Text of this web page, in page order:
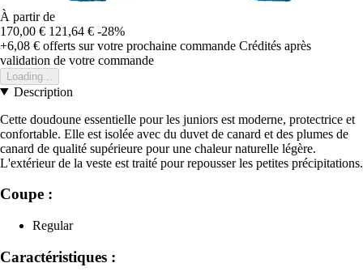
À partir de
170,00 € 121,64 € -28%
+6,08 € offerts sur votre prochaine commande Crédités après
validation de votre commande
Loading...
Description
Cette doudoune essentielle pour les juniors est moderne, protectrice et
confortable. Elle est isolée avec du duvet de canard et des plumes de
canard de qualité supérieure pour une chaleur naturelle légère.
L'extérieur de la veste est traité pour repousser les petites précipitations.
Coupe :
Regular
Caractéristiques :